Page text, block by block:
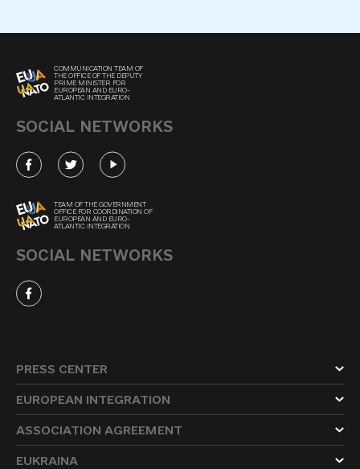
COMMUNICATION TEAM OF
THE OFFICE OF THE DEPUTY
PRIME MINISTER FOR
EUROPEAN AND EURO-
ATLANTIC INTEGRATION
SOCIAL NETWORKS
TEAM OF THE GOVERNMENT
OFFICE FOR COORDINATION OF
EUROPEAN AND EURO-
ATLANTIC INTEGRATION
SOCIAL NETWORKS
PRESS CENTER
EUROPEAN INTEGRATION
ASSOCIATION AGREEMENT
EUKRAINA